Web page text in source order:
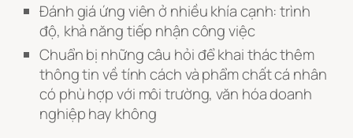
Đánh giá ứng viên ở nhiều khía cạnh: trình
độ, khả năng tiếp nhận công việc
Chuẩn bị những câu hỏi để khai thác thêm
thông tin về tính cách và phẩm chất cá nhân
có phù hợp với môi trường, văn hóa doanh
nghiệp hay không